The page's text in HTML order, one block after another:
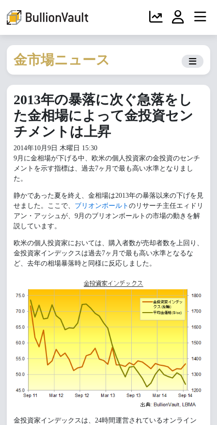
金市場ニュース
2013年の暴落に次ぐ急落をし
た金相場によって金投資セン
チメントは上昇
2014年10月9日 木曜日 15:30
9月に金相場が下げる中、欧米の個人投資家の金投資のセンチ
メントを示す指標は、過去7ヶ月で最も高い水準となりまし
た。
静かであった夏を終え、金相場は2013年の暴落以来の下げを見
せました。ここで、 ブリオンボールト のリサーチ主任エィドリ
アン・アッシュが、9月のブリオンボールトの市場の動きを解
説しています。
欧米の個人投資家においては、購入者数が売却者数を上回り、
金投資家インデックスは過去7ヶ月で最も高い水準となるな
ど、去年の相場暴落時と同様に反応しました。
金投資家インデックスは、24時間運営されているオンライン